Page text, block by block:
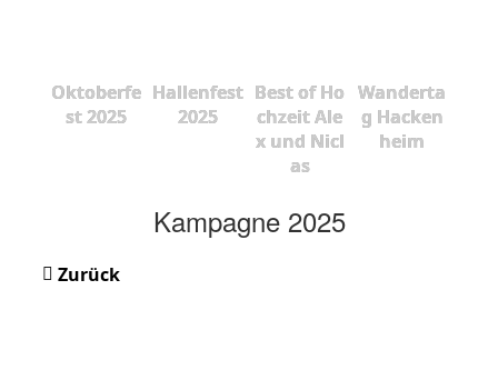
Oktoberfe
st 2025
Hallenfest
2025
Best of Ho
chzeit Ale
x und Nicl
as
Wanderta
g Hacken
heim
Kampagne 2025
Zurück